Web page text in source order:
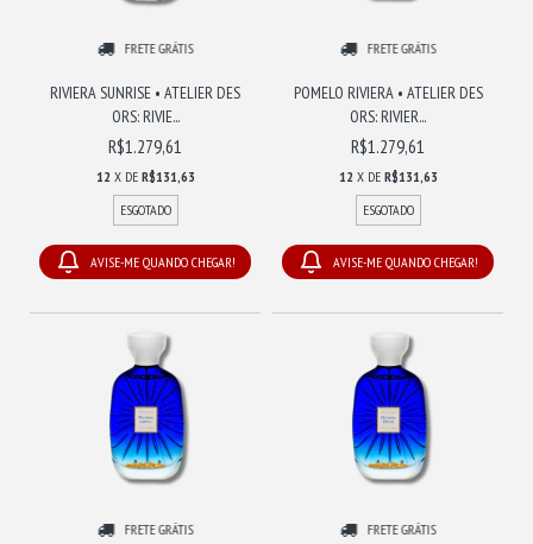
FRETE GRÁTIS
RIVIERA SUNRISE • ATELIER DES
ORS: RIVIE...
R$1.279,61
12 X DE R$131,63
ESGOTADO
AVISE-ME QUANDO CHEGAR!
FRETE GRÁTIS
POMELO RIVIERA • ATELIER DES
ORS: RIVIER...
R$1.279,61
12 X DE R$131,63
ESGOTADO
AVISE-ME QUANDO CHEGAR!
FRETE GRÁTIS FRETE GRÁTIS